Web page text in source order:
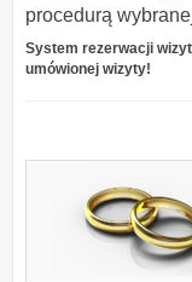
procedurą
System rezerwacji
umówionej wizyty!